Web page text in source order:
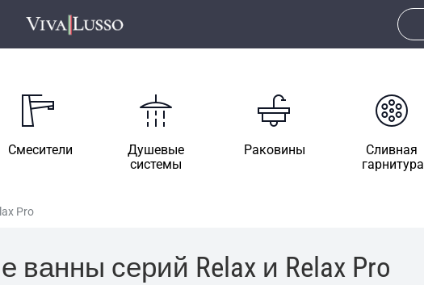
Смесители
Душевые
системы
Раковины
Сливная
гарнитура
Pro
серий Relax и Relax Pro